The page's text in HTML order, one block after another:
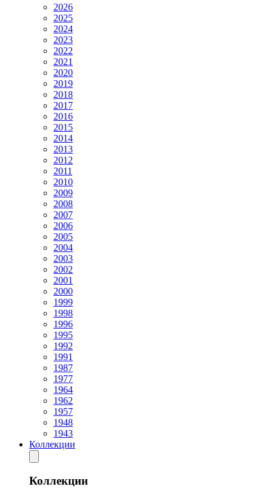
2026
2025
2024
2023
2022
2021
2020
2019
2018
2017
2016
2015
2014
2013
2012
2011
2010
2009
2008
2007
2006
2005
2004
2003
2002
2001
2000
1999
1998
1996
1995
1992
1991
1987
1977
1964
1962
1957
1948
1943
Коллекции
Коллекции